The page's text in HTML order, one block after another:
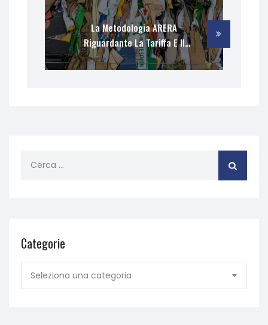
Variabili Della Tariffa Rifiuti
La Metodologia ARERA
Riguardante La Tariffa E Il
Servizio Pubblico Locale
Categorie
Seleziona una categoria